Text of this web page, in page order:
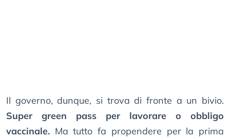
Il governo, dunque, si trova di fronte a un bivio.
Super green pass per lavorare o obbligo
vaccinale. Ma tutto fa propendere per la prima